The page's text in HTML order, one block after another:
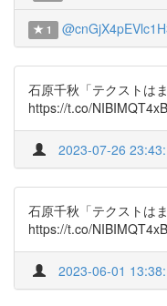
1
石原千秋「テクストは
https://t.co/NIBIMQT4xB
2023-07-26
石原千秋「テクストは
https://t.co/NIBIMQT4xB
2023-06-01